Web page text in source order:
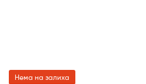
Нема на залиха